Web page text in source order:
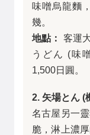
味噌烏龍麵
幾。
地點：
客運
うどん (味
1,500日圓。
2. 矢場とん (
名古屋另一
脆，淋上濃